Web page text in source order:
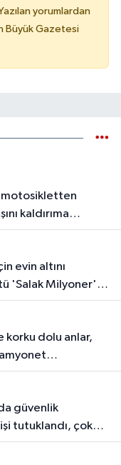
yorumlardan
Büyük Gazetesi
kaldırıma
hayatını kaybetti
'Salak Milyoner'i
tutuklandı, çok
ele geçirildi...